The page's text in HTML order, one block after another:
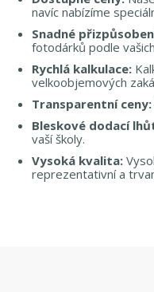
navíc nabízíme
Snadné
fotodárků podle
Rychlá kalkulace:
velkoobjemových
Transparentní ceny:
Bleskové dodací
vaší školy.
Vysoká kvalita:
reprezentativní a